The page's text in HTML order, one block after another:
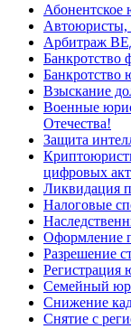
Абонентское
Автоюристы,
Арбитраж
Банкротство
Банкротство
Взыскание
Военные
Отечества!
Защита
цифровых
Ликвидация
Налоговые
Оформление
Разрешение
Регистрация
Семейный
Снижение
Снятие с